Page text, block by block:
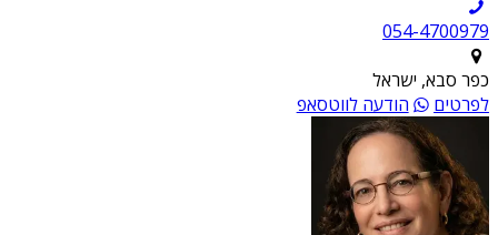
054-4700979
כפר סבא, ישראל
לפרטים
הודעה לווטסאפ